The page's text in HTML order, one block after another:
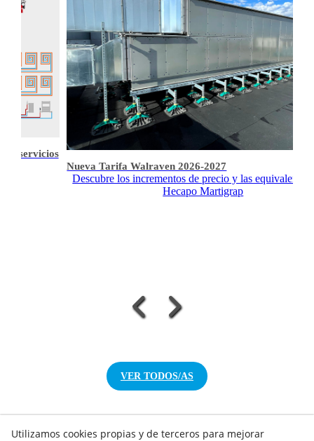
y servicios
Nueva Tarifa Walraven 2026-2027
Descubre los incrementos de precio y las
Hecapo Martigrap
VER TODOS/AS
Utilizamos cookies propias y de terceros para mejorar